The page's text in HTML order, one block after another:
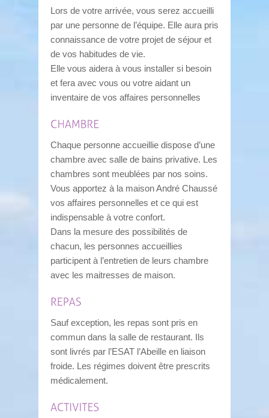
Lors de votre arrivée, vous serez accueilli
par une personne de l’équipe. Elle aura pris
connaissance de votre projet de séjour et
de vos habitudes de vie.
Elle vous aidera à vous installer si besoin
et fera avec vous ou votre aidant un
inventaire de vos affaires personnelles
Chaque personne accueillie dispose d’une
chambre avec salle de bains privative. Les
chambres sont meublées par nos soins.
Vous apportez à la maison André Chaussé
vos affaires personnelles et ce qui est
indispensable à votre confort.
Dans la mesure des possibilités de
chacun, les personnes accueillies
participent à l’entretien de leurs chambre
avec les maitresses de maison.
Sauf exception, les repas sont pris en
commun dans la salle de restaurant. Ils
sont livrés par l’ESAT l’Abeille en liaison
froide. Les régimes doivent être prescrits
médicalement.